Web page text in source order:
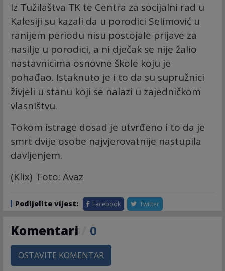
Iz Tužilaštva TK te Centra za socijalni rad u
Kalesiji su kazali da u porodici Selimović u
ranijem periodu nisu postojale prijave za
nasilje u porodici, a ni dječak se nije žalio
nastavnicima osnovne škole koju je
pohađao. Istaknuto je i to da su supružnici
živjeli u stanu koji se nalazi u zajedničkom
vlasništvu.
Tokom istrage dosad je utvrđeno i to da je
smrt dvije osobe najvjerovatnije nastupila
davljenjem.
(Klix) Foto: Avaz
Podijelite vijest: Facebook Twitter
Komentari 0
OSTAVITE KOMENTAR